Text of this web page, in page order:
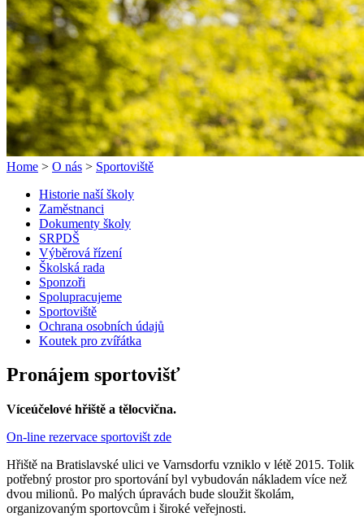
Home > O nás > Sportoviště
Historie naší školy
Zaměstnanci
Dokumenty školy
SRPDŠ
Výběrová řízení
Školská rada
Sponzoři
Spolupracujeme
Sportoviště
Ochrana osobních údajů
Koutek pro zvířátka
Pronájem sportovišť
Víceúčelové hřiště a tělocvična.
On-line rezervace sportovišt zde
Hřiště na Bratislavské ulici ve Varnsdorfu vzniklo v létě 2015. Tolik
potřebný prostor pro sportování byl vybudován nákladem více než
dvou milionů. Po malých úpravách bude sloužit školám,
organizovaným sportovcům i široké veřejnosti.